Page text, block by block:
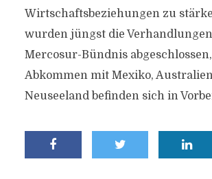
Wirtschaftsbeziehungen zu
wurden jüngst die
Mercosur-Bündnis
Abkommen mit Mexiko,
Neuseeland befinden sich in